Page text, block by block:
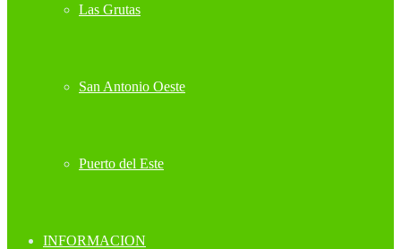
Las Grutas
San Antonio Oeste
Puerto del Este
INFORMACION